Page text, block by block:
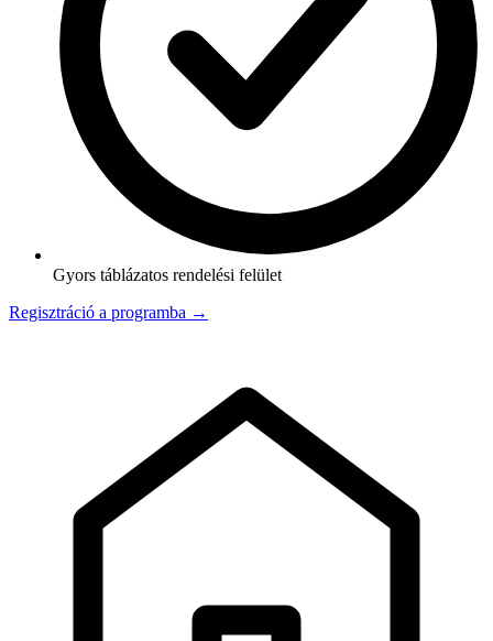
Gyors táblázatos rendelési felület
Regisztráció a programba →